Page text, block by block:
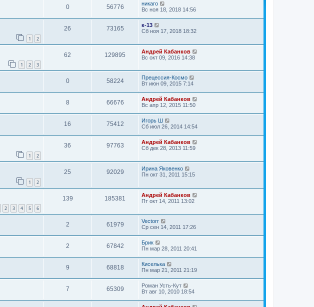
0 56776
никаго
Вс ноя 18, 2018 14:56
1 2
26 73165
к-13
Сб ноя 17, 2018 18:32
1 2 3
62 129895
Андрей Кабанков
Вс окт 09, 2016 14:38
0 58224
Прецессия-Космо
Вт июн 09, 2015 7:14
8 66676
Андрей Кабанков
Вс апр 12, 2015 11:50
16 75412
Игорь Ш
Сб июл 26, 2014 14:54
1 2
36 97763
Андрей Кабанков
Сб дек 28, 2013 11:59
1 2
25 92029
Ирина Яковенко
Пн окт 31, 2011 15:15
2 3 4 5 6
139 185381
Андрей Кабанков
Пт окт 14, 2011 13:02
2 61979
Vectorr
Ср сен 14, 2011 17:26
2 67842
Брик
Пн мар 28, 2011 20:41
9 68818
Киселька
Пн мар 21, 2011 21:19
7 65309
Роман Усть-Кут
Вт авг 10, 2010 18:54